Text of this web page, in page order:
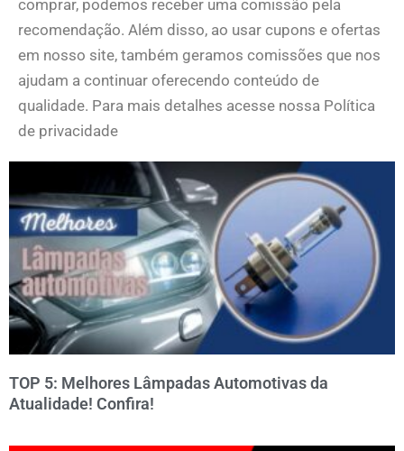
comprar, podemos receber uma comissão pela
recomendação. Além disso, ao usar cupons e ofertas
em nosso site, também geramos comissões que nos
ajudam a continuar oferecendo conteúdo de
qualidade. Para mais detalhes acesse nossa Política
de privacidade
TOP 5: Melhores Lâmpadas Automotivas da
Atualidade! Confira!